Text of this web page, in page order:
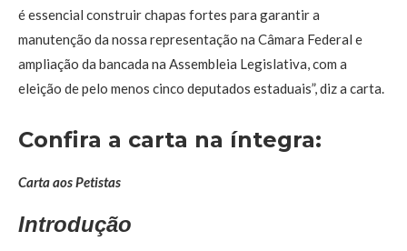
é essencial construir chapas fortes para garantir a
manutenção da nossa representação na Câmara Federal e
ampliação da bancada na Assembleia Legislativa, com a
eleição de pelo menos cinco deputados estaduais”, diz a carta.
Confira a carta na íntegra:
Carta aos Petistas
Introdução